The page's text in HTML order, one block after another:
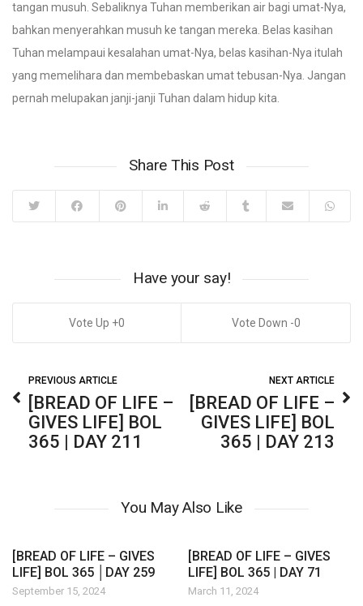
tangan musuh. Sebaliknya Tuhan memberikan air bagi umat-Nya,
bahkan menyerahkan musuh ke tangan mereka. Belas kasihan
Tuhan melampaui kesalahan umat-Nya, belas kasihan-Nya itulah
yang memelihara dan membebaskan umat tebusan-Nya. Jangan
pernah melupakan janji-janji Tuhan dalam hidup kita.
Share This Post
Have your say!
0 0
PREVIOUS ARTICLE
[BREAD OF LIFE –
GIVES LIFE] BOL
365 | DAY 211
NEXT ARTICLE
[BREAD OF LIFE –
GIVES LIFE] BOL
365 | DAY 213
You May Also Like
[BREAD OF LIFE – GIVES
LIFE] BOL 365 │DAY 259
September 15, 2024
[BREAD OF LIFE – GIVES
LIFE] BOL 365 | DAY 71
March 11, 2024